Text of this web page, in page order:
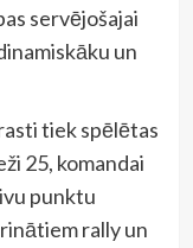
servējošajai
un
tiek spēlētas
25, komandai
punktu
rally un